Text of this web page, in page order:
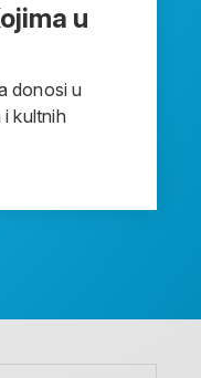
u
donosi u
kultnih